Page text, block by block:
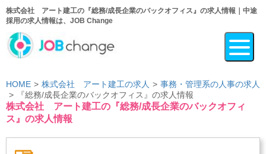
株式会社 アート建工の『総務/成長企業のバックオフィス』の求人情報｜中途
採用の求人情報は、JOB Change
HOME 株式会社 アート建工の求人
事務・管理系の人事の求人
『総務/成長企業のバックオフィス』の求人情報
株式会社 アート建工の『総務/成長企業のバックオフィ
ス』の求人情報